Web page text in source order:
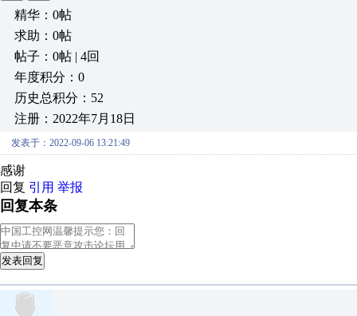
精华：0帖
求助：0帖
帖子：0帖 | 4回
年度积分：0
历史总积分：52
注册：2022年7月18日
发表于：2022-09-06 13:21:49
感谢
回复 引用 举报
回复本条
发表回复